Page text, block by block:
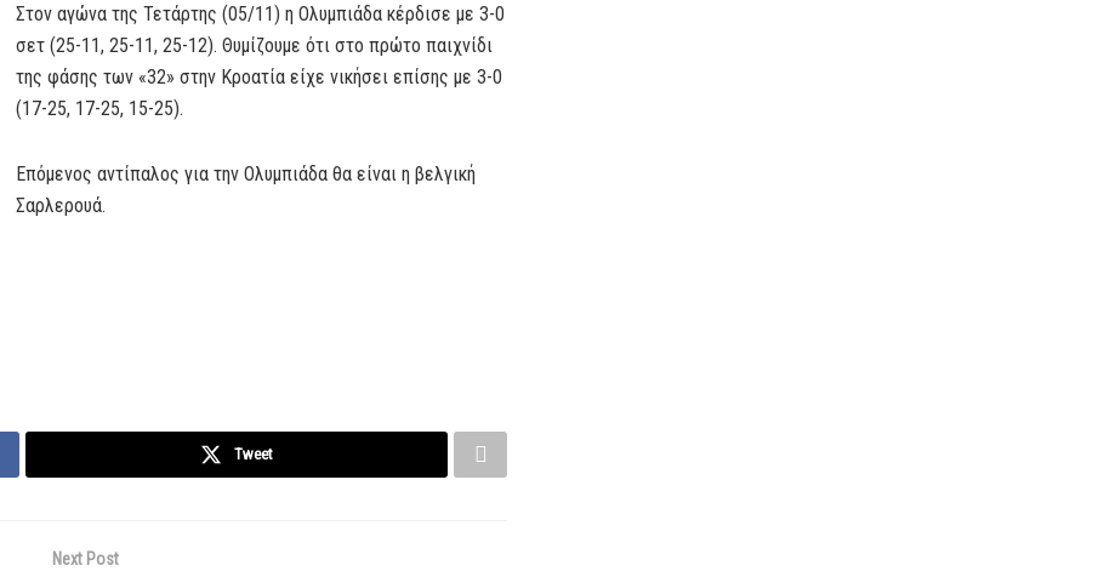
Στον αγώνα της Τετάρτης (05/11) η Ολυμπιάδα κέρδισε με 3-0
σετ (25-11, 25-11, 25-12). Θυμίζουμε ότι στο πρώτο παιχνίδι
της φάσης των «32» στην Κροατία είχε νικήσει επίσης με 3-0
(17-25, 17-25, 15-25).
Επόμενος αντίπαλος για την Ολυμπιάδα θα είναι η βελγική
Σαρλερουά.
Tweet
Next Post